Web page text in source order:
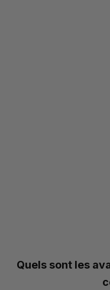
Quels sont les